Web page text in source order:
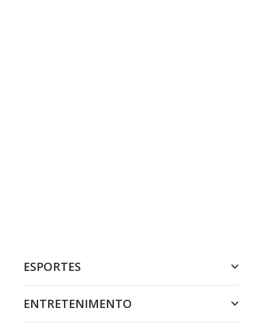
ESPORTES
ENTRETENIMENTO